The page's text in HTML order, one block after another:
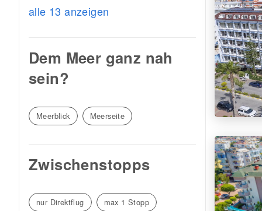
alle 13 anzeigen
Dem Meer ganz nah
sein?
Meerblick Meerseite
Zwischenstopps
nur Direktflug max 1 Stopp